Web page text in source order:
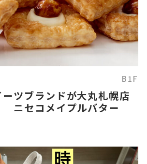
B1F
ツブランドが大丸札幌店
ニセコメイプルバター